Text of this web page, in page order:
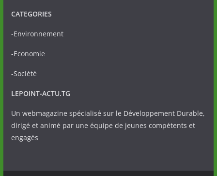
CATEGORIES
-Environnement
-Economie
-Société
LEPOINT-ACTU.TG
Un webmagazine spécialisé sur le Développement Durable,
dirigé et animé par une équipe de jeunes compétents et
engagés